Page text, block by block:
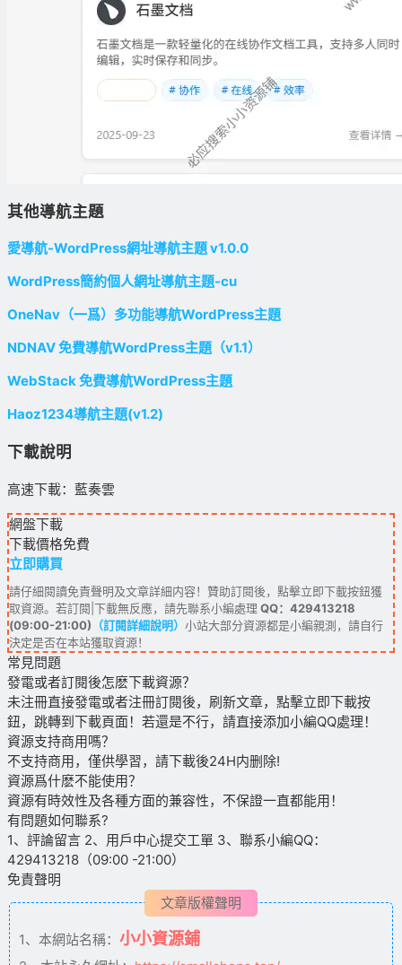
其他導航主題
愛導航-WordPress網址導航主題 v1.0.0
WordPress簡約個人網址導航主題-cu
OneNav（一爲）多功能導航WordPress主題
NDNAV 免費導航WordPress主題（v1.1）
WebStack 免費導航WordPress主題
Haoz1234導航主題(v1.2)
下載說明
高速下載：藍奏雲
網盤下載
下載價格免費
立即購買
請仔細閱讀免責聲明及文章詳細内容！贊助訂閱後，點擊立即下載按鈕獲
取資源。若訂閱|下載無反應，請先聯系小編處理 QQ：429413218
(09:00-21:00) （訂閱詳細說明） 小站大部分資源都是小編親測，請自行
決定是否在本站獲取資源！
常見問題
發電或者訂閱後怎麽下載資源？
未注冊直接發電或者注冊訂閱後，刷新文章，點擊立即下載按
鈕，跳轉到下載頁面！若還是不行，請直接添加小編QQ處理！
資源支持商用嗎？
不支持商用，僅供學習，請下載後24H内删除!
資源爲什麽不能使用？
資源有時效性及各種方面的兼容性，不保證一直都能用！
有問題如何聯系?
1、評論留言 2、用戶中心提交工單 3、聯系小編QQ：
429413218（09:00 -21:00）
免責聲明
文章版權聲明
1、本網站名稱： 小小資源鋪